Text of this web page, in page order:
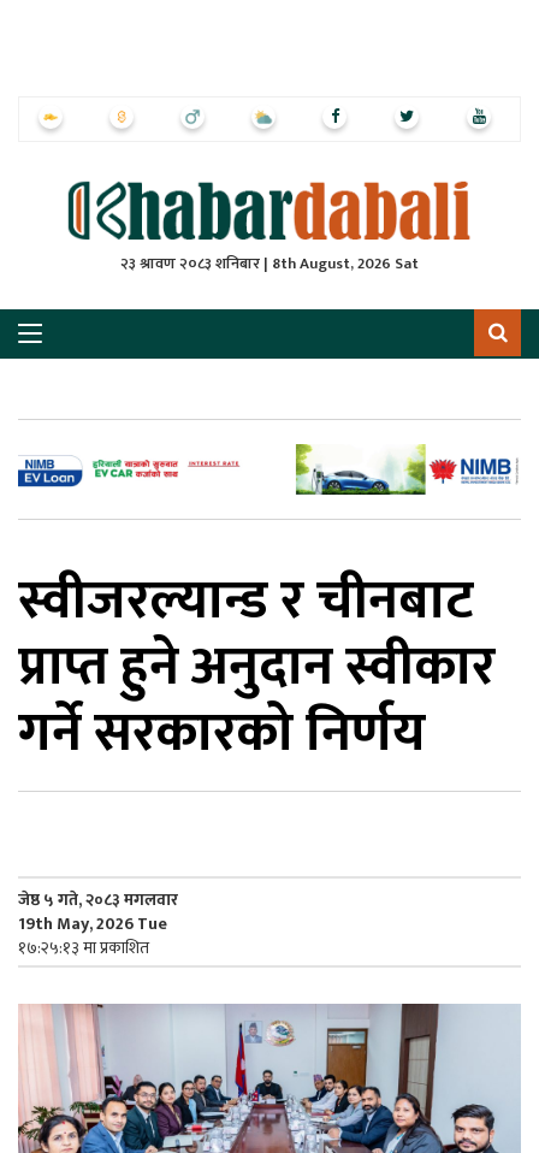
२३ श्रावण २०८३ शनिबार | 8th August, 2026 Sat
स्वीजरल्यान्ड र चीनबाट
प्राप्त हुने अनुदान स्वीकार
गर्ने सरकारको निर्णय
जेष्ठ ५ गते, २०८३ मगलवार
19th May, 2026 Tue
१७:२५:१३ मा प्रकाशित